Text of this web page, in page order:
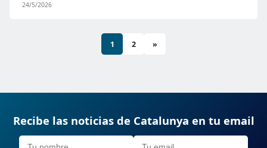
24/5/2026
1 2 »
Recibe las noticias de Catalunya en tu email